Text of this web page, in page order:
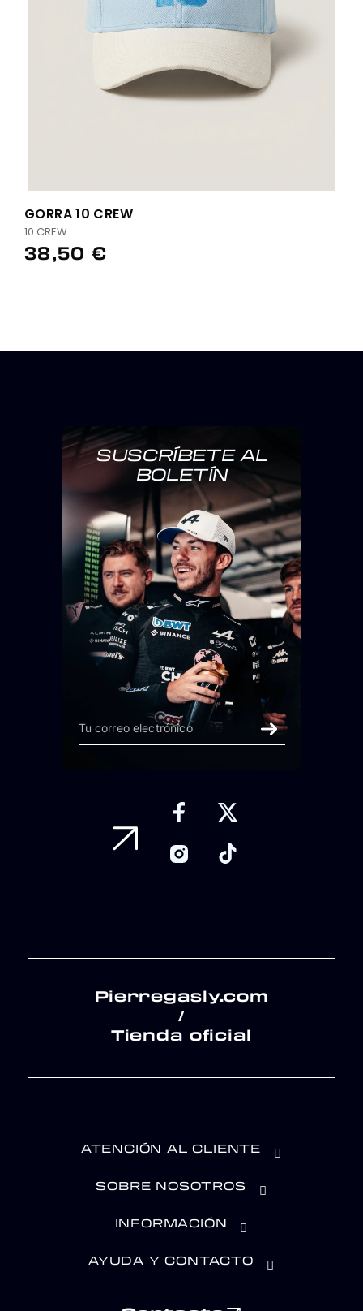
GORRA 10 CREW
10 CREW
38,50 €
SUSCRÍBETE AL
BOLETÍN
Pierregasly.com
/
Tienda oficial
ATENCIÓN AL CLIENTE
SOBRE NOSOTROS
INFORMACIÓN
AYUDA Y CONTACTO